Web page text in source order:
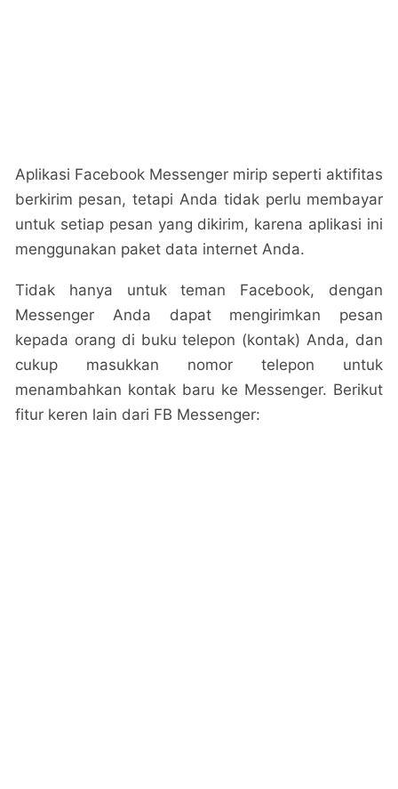
Aplikasi Facebook Messenger mirip seperti aktifitas
berkirim pesan, tetapi Anda tidak perlu membayar
untuk setiap pesan yang dikirim, karena aplikasi ini
menggunakan paket data internet Anda.
Tidak hanya untuk teman Facebook, dengan
Messenger Anda dapat mengirimkan pesan
kepada orang di buku telepon (kontak) Anda, dan
cukup masukkan nomor telepon untuk
menambahkan kontak baru ke Messenger. Berikut
fitur keren lain dari FB Messenger: